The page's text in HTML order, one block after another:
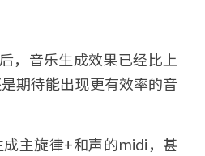
，音乐生成效果已经比上
期待能出现更有效率的音
主旋律+和声的midi，甚